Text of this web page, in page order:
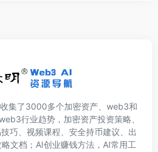
集了3000多个加密资产、web3和
行业趋势，加密资产投资策略、
巧、视频课程、安全持币建议、出
文档；AI创业赚钱方法，AI常用工